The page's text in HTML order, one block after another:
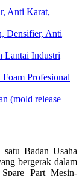
Anti Karat,
Densifier, Anti
Lantai Industri
Profesional
(mold release
Badan Usaha
bergerak dalam
Part Mesin-